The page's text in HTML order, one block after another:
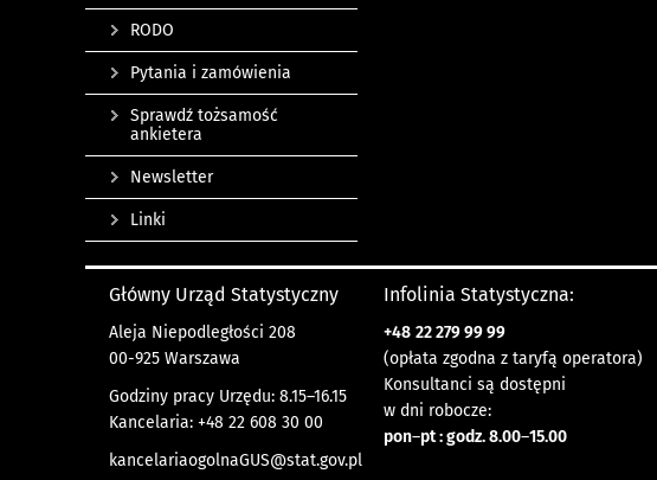
RODO
Pytania i zamówienia
Sprawdź tożsamość
ankietera
Newsletter
Linki
Główny Urząd Statystyczny
Aleja Niepodległości 208
00-925 Warszawa
Godziny pracy Urzędu: 8.15–16.15
Kancelaria: +48 22 608 30 00
kancelariaogolnaGUS@stat.gov.pl
Infolinia Statystyczna:
+48 22 279 99 99
(opłata zgodna z taryfą operatora)
Konsultanci są dostępni
w dni robocze:
pon–pt : godz. 8.00–15.00